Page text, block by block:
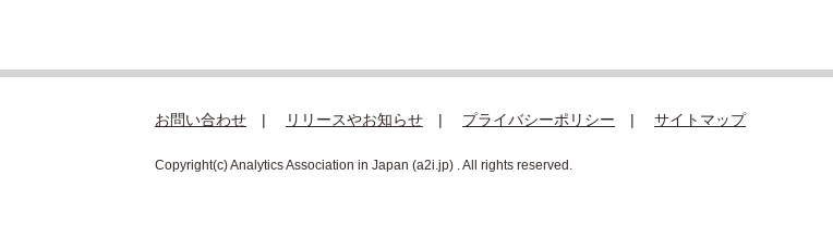
お問い合わせ リリースやお知らせ プライバシーポリシー サイトマップ
Copyright(c) Analytics Association in Japan (a2i.jp) . All rights reserved.